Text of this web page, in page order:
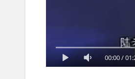
00:00/